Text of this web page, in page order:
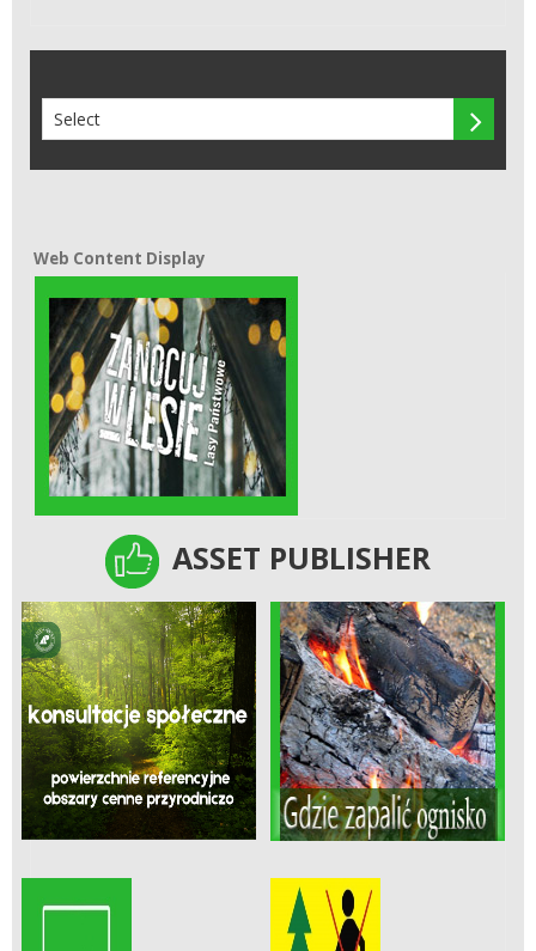

Web Content Display
Web Content Display
ASSET PUBLISHER
ASSET PUBLISHER